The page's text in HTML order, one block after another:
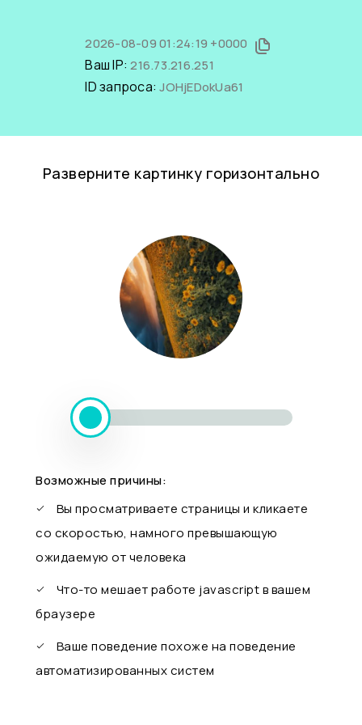
2026-08-09 01:24:19 +0000
Ваш IP:216.73.216.251
ID запроса:JOHjEDokUa61
Разверните картинку горизонтально
Возможные причины:
Вы просматриваете страницы и кликаете
со скоростью, намного превышающую
ожидаемую от человека
Что-то мешает работе javascript в вашем
браузере
Ваше поведение похоже на поведение
автоматизированных систем